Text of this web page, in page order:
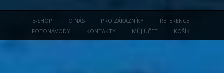
E-SHOP O NÁS PRO ZÁKAZNÍKY
REFERENCE
FOTONÁVODY
KONTAKTY MŮJ ÚČET KOŠÍK